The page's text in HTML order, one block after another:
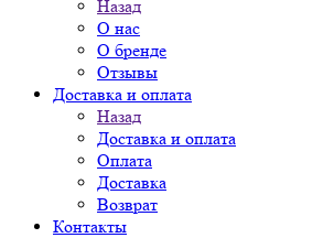
Назад
О нас
О бренде
Отзывы
Доставка и оплата
Назад
Доставка и оплата
Оплата
Доставка
Возврат
Контакты